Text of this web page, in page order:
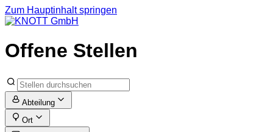
Zum Hauptinhalt springen
Offene Stellen
Abteilung
Ort